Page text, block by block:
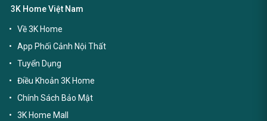
3K Home Việt Nam
Về 3K Home
App Phối Cảnh Nội Thất
Tuyển Dụng
Điều Khoản 3K Home
Chính Sách Bảo Mật
3K Home Mall